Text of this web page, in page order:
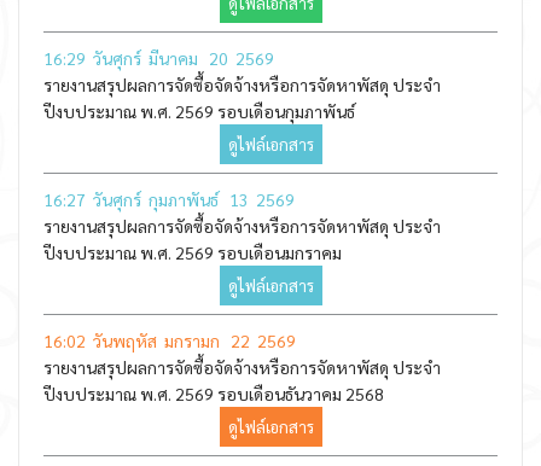
16:29 วันศุกร์ มีนาคม 20 2569
รายงานสรุปผลการจัดซื้อจัดจ้างหรือการจัดหาพัสดุ ประจำ
ปีงบประมาณ พ.ศ. 2569 รอบเดือนกุมภาพันธ์
ดูไฟล์เอกสาร
16:27 วันศุกร์ กุมภาพันธ์ 13 2569
รายงานสรุปผลการจัดซื้อจัดจ้างหรือการจัดหาพัสดุ ประจำ
ปีงบประมาณ พ.ศ. 2569 รอบเดือนมกราคม
ดูไฟล์เอกสาร
16:02 วันพฤหัส มกรามก 22 2569
รายงานสรุปผลการจัดซื้อจัดจ้างหรือการจัดหาพัสดุ ประจำ
ปีงบประมาณ พ.ศ. 2569 รอบเดือนธันวาคม 2568
ดูไฟล์เอกสาร